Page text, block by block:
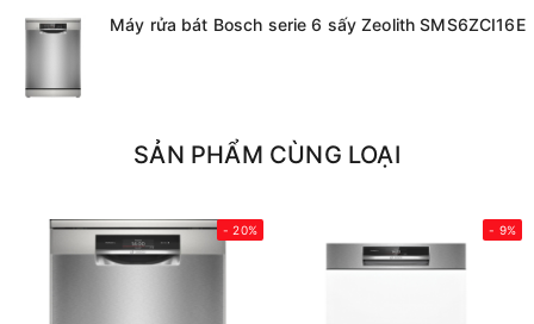
Máy rửa bát Bosch serie 6 sấy Zeolith SMS6ZCI16E
SẢN PHẨM CÙNG LOẠI
- 20% - 9%